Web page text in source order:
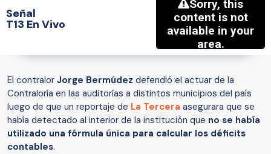
Señal
T13 En Vivo
El contralor Jorge Bermúdez defendió el actuar de la
Contraloría en las auditorías a distintos municipios del país
luego de que un reportaje de La Tercera asegurara que se
había detectado al interior de la institución que no se había
utilizado una fórmula única para calcular los déficits
contables.